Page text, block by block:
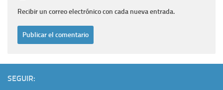
Recibir un correo electrónico con cada nueva entrada.
SEGUIR: